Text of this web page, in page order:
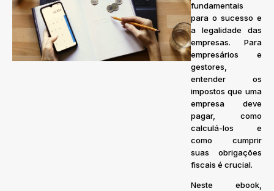
fundamentais
para o sucesso e
a legalidade das
empresas. Para
empresários e
gestores,
entender os
impostos que uma
empresa deve
pagar, como
calculá-los e
como cumprir
suas obrigações
fiscais é crucial.
Neste ebook,